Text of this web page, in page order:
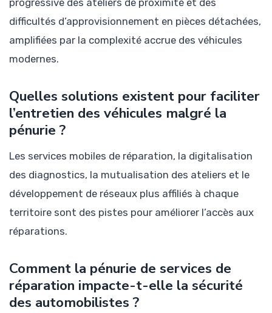
progressive des ateliers de proximité et des
difficultés d’approvisionnement en pièces détachées,
amplifiées par la complexité accrue des véhicules
modernes.
Quelles solutions existent pour faciliter
l’entretien des véhicules malgré la
pénurie ?
Les services mobiles de réparation, la digitalisation
des diagnostics, la mutualisation des ateliers et le
développement de réseaux plus affiliés à chaque
territoire sont des pistes pour améliorer l’accès aux
réparations.
Comment la pénurie de services de
réparation impacte-t-elle la sécurité
des automobilistes ?